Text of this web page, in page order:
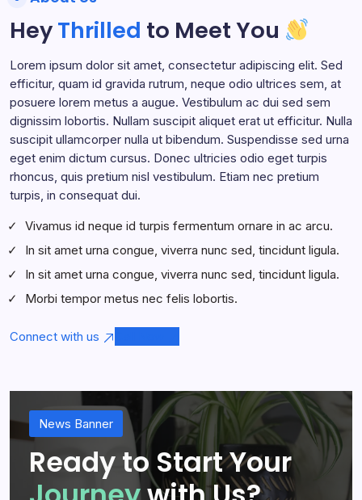
HeyThrilled to Meet You
Lorem ipsum dolor sit amet, consectetur adipiscing elit. Sed
efficitur, quam id gravida rutrum, neque odio ultrices sem, at
posuere lorem metus a augue. Vestibulum ac dui sed sem
dignissim lobortis. Nullam suscipit aliquet erat ut efficitur. Nulla
suscipit ullamcorper nulla ut bibendum. Suspendisse sed urna
eget enim dictum cursus. Donec ultricies odio eget turpis
rhoncus, quis pretium nisl vestibulum. Etiam nec pretium
turpis, in consequat dui.
Vivamus id neque id turpis fermentum ornare in ac arcu.
In sit amet urna congue, viverra nunc sed, tincidunt ligula.
In sit amet urna congue, viverra nunc sed, tincidunt ligula.
Morbi tempor metus nec felis lobortis.
Connect with us
News Banner
Ready to Start Your